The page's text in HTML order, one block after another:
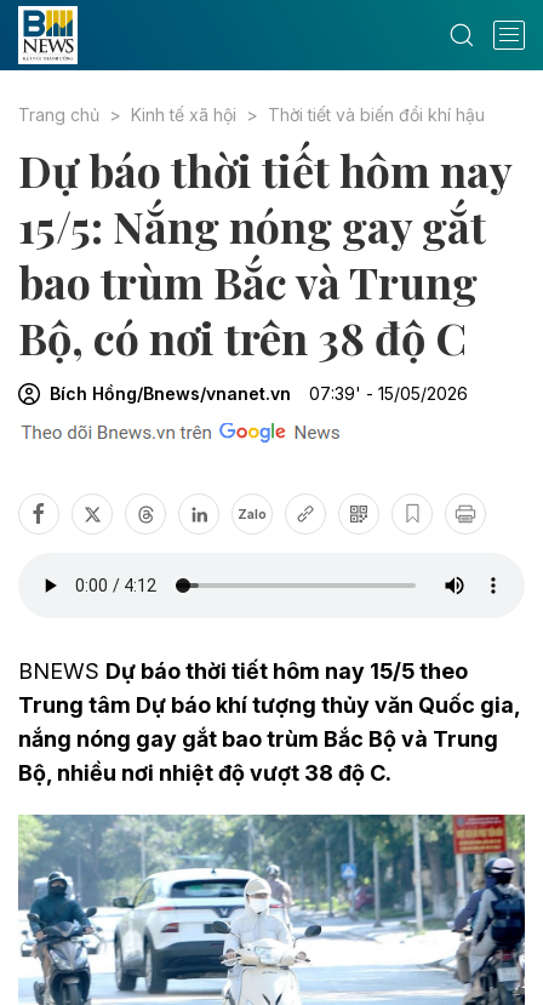
Trang chủ Kinh tế xã hội Thời tiết và biến đổi khí hậu
Dự báo thời tiết hôm nay
15/5: Nắng nóng gay gắt
bao trùm Bắc và Trung
Bộ, có nơi trên 38 độ C
Bích Hồng/Bnews/vnanet.vn 07:39' - 15/05/2026
Zalo
BNEWS Dự báo thời tiết hôm nay 15/5 theo
Trung tâm Dự báo khí tượng thủy văn Quốc gia,
nắng nóng gay gắt bao trùm Bắc Bộ và Trung
Bộ, nhiều nơi nhiệt độ vượt 38 độ C.